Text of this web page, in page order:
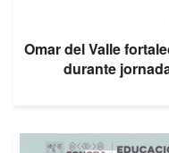
Omar del Valle
durante